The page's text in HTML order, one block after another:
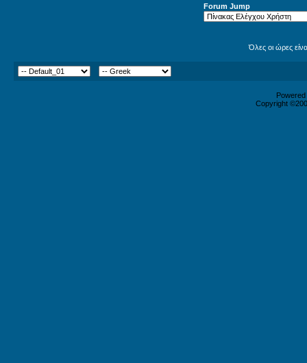
Forum Jump
Όλες οι ώρες
Copyright